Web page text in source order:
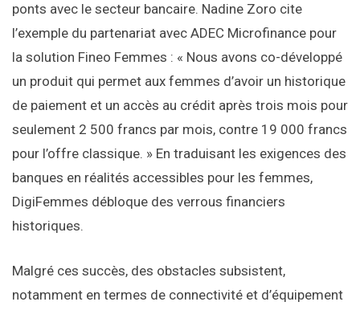
ponts avec le secteur bancaire. Nadine Zoro cite
l’exemple du partenariat avec ADEC Microfinance pour
la solution Fineo Femmes : « Nous avons co-développé
un produit qui permet aux femmes d’avoir un historique
de paiement et un accès au crédit après trois mois pour
seulement 2 500 francs par mois, contre 19 000 francs
pour l’offre classique. » En traduisant les exigences des
banques en réalités accessibles pour les femmes,
DigiFemmes débloque des verrous financiers
historiques.
Malgré ces succès, des obstacles subsistent,
notamment en termes de connectivité et d’équipement